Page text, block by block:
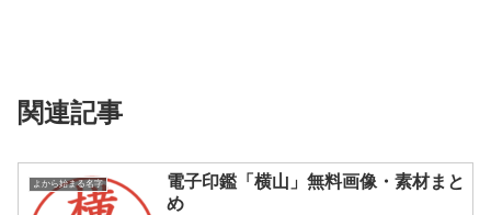
関連記事
よから始まる名字
電子印鑑「横山」無料画像・素材まと
め